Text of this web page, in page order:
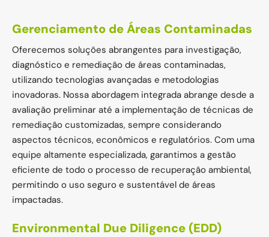
Gerenciamento de Áreas Contaminadas
Oferecemos soluções abrangentes para investigação,
diagnóstico e remediação de áreas contaminadas,
utilizando tecnologias avançadas e metodologias
inovadoras. Nossa abordagem integrada abrange desde a
avaliação preliminar até a implementação de técnicas de
remediação customizadas, sempre considerando
aspectos técnicos, econômicos e regulatórios. Com uma
equipe altamente especializada, garantimos a gestão
eficiente de todo o processo de recuperação ambiental,
permitindo o uso seguro e sustentável de áreas
impactadas.
Environmental Due Diligence (EDD)